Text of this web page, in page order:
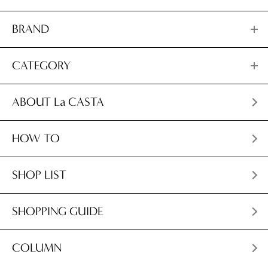
BRAND
CATEGORY
ABOUT La CASTA
HOW TO
SHOP LIST
SHOPPING GUIDE
COLUMN